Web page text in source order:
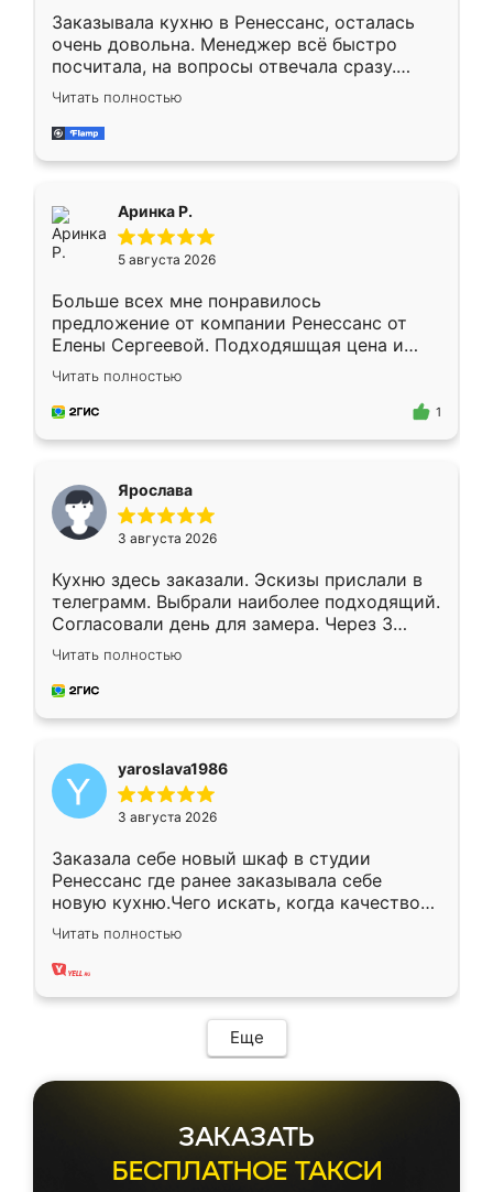
Заказывала кухню в Ренессанс, осталась
очень довольна. Менеджер всё быстро
посчитала, на вопросы отвечала сразу.
Замерщик приехал в субботу, подошёл к
делу со всей ответственностью. Собрали
за день, ребята работали аккуратно, даже
Читать полностью
Аринка Р.
5 августа 2026
Больше всех мне понравилось
предложение от компании Ренессанс от
Елены Сергеевой. Подходяшщая цена и
короткие сроки изготовления. Приехавший
для замера сотрудник Владислав
предложил по моему эскизу самый
Читать полностью
1
Ярослава
3 августа 2026
Кухню здесь заказали. Эскизы прислали в
телеграмм. Выбрали наиболее подходящий.
Согласовали день для замера. Через 3
недели кухня была уже готова. Остались
довольны работой. Спасибо Ренессанс
мебель за качественную работу!
Читать полностью
yaroslava1986
3 августа 2026
Заказала себе новый шкаф в студии
Ренессанс где ранее заказывала себе
новую кухню.Чего искать, когда качеством
вполне довольна. Служит кухня уже почти
два года, нареканий нет.
Читать полностью
Еще
ЗАКАЗАТЬ
БЕСПЛАТНОЕ ТАКСИ